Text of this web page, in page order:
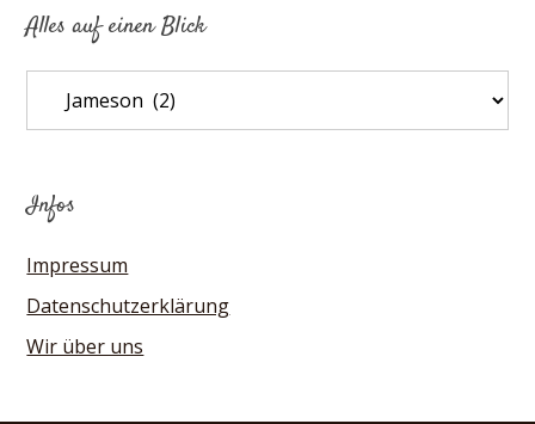
Alles auf einen Blick
Infos
Impressum
Datenschutzerklärung
Wir über uns